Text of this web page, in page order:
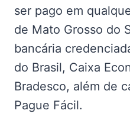
ser pago em
de Mato Grosso do
bancária
do Brasil, Caixa
Bradesco, além de
Pague Fácil.